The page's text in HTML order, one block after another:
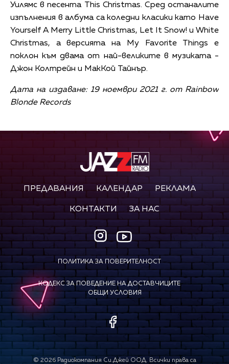
Уилямс в песента This Christmas. Сред останалите
изпълнения в албума са коледни класики като Have
Yourself A Merry Little Christmas, Let It Snow! и White
Christmas, а версията на My Favorite Things е
поклон към двама от най-великите в музиката -
Джон Колтрейн и МакКой Тайнър.
Дата на издаване: 19 ноември 2021 г. от Rainbow
Blonde Records
ПРЕДАВАНИЯ КАЛЕНДАР РЕКЛАМА
КОНТАКТИ ЗА НАС
ПОЛИТИКА ЗА ПОВЕРИТЕЛНОСТ
КОДЕКС ЗА ПОВЕДЕНИЕ НА ДОСТАВЧИЦИТЕ
ОБЩИ УСЛОВИЯ
© 2026Радиокомпания Си.Джей ООД. Всички права са